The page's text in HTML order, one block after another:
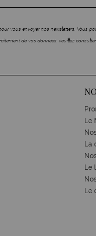
vous envoyer nos newsletters. Vous
de vos données, veuillez
Le
La
Le
Le